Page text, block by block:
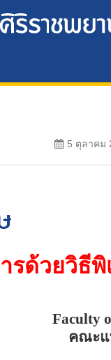
5 ตุลาคม
รด้วยวิธีพิ
Faculty
คณะแ